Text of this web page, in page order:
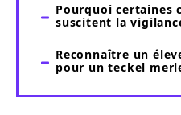
Pourquoi certaines
suscitent la
Reconnaître un
pour un teckel